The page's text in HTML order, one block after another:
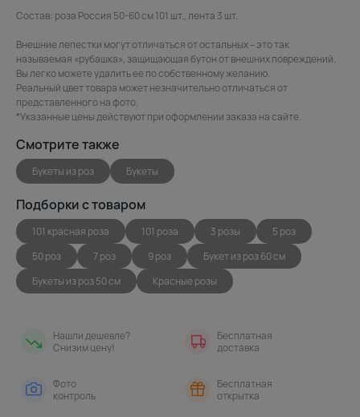
Состав: роза Россия 50-60 см 101 шт., лента 3 шт.
Внешние лепестки могут отличаться от остальных – это так
называемая «рубашка», защищающая бутон от внешних повреждений.
Вы легко можете удалить ее по собственному желанию.
Реальный цвет товара может незначительно отличаться от
представленного на фото.
*Указанные цены действуют при оформлении заказа на сайте.
Смотрите также
Букеты из роз Букеты
Подборки с товаром
101 красная роза 101 роза 3 розы
5 роз
50 роз
7 роз 9 роз
Букет из роз 60 см
Букеты из роз 50 см
Красные розы
Нашли дешевле?
Снизим цену!
Бесплатная
доставка
Фото
контроль
Бесплатная
открытка